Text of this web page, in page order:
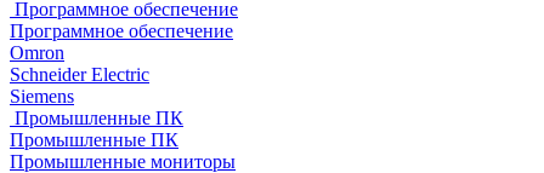
Программное обеспечение
Программное обеспечение
Omron
Schneider Electric
Siemens
Промышленные ПК
Промышленные ПК
Промышленные мониторы